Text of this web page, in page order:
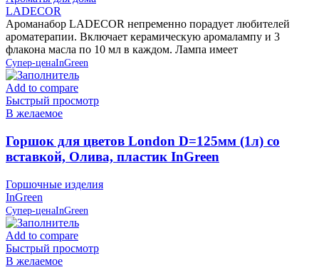
LADECOR
Ароманабор LADECOR непременно порадует любителей
ароматерапии. Включает керамическую аромалампу и 3
флакона масла по 10 мл в каждом. Лампа имеет
Супер-ценаInGreen
Add to compare
Быстрый просмотр
В желаемое
Горшок для цветов London D=125мм (1л) со
вставкой, Олива, пластик InGreen
Горшочные изделия
InGreen
Супер-ценаInGreen
Add to compare
Быстрый просмотр
В желаемое